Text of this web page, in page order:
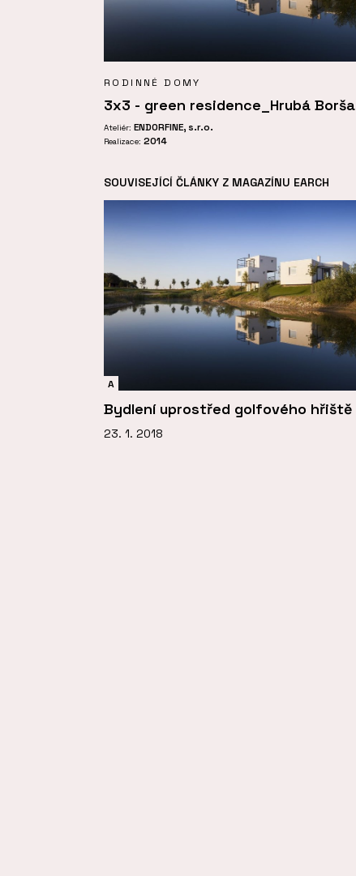
RODINNÉ DOMY
3x3 - green residence_Hrubá Borša
Ateliér: ENDORFINE, s.r.o.
Realizace: 2014
SOUVISEJÍCÍ ČLÁNKY Z MAGAZÍNU EARCH
A
Bydlení uprostřed golfového hřiště
23. 1. 2018